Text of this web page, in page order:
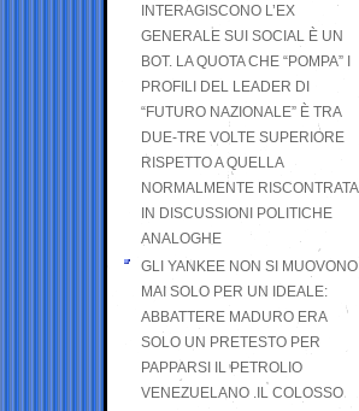
INTERAGISCONO L’EX
GENERALE SUI SOCIAL È UN
BOT. LA QUOTA CHE “POMPA” I
PROFILI DEL LEADER DI
“FUTURO NAZIONALE” È TRA
DUE-TRE VOLTE SUPERIORE
RISPETTO A QUELLA
NORMALMENTE RISCONTRATA
IN DISCUSSIONI POLITICHE
ANALOGHE
GLI YANKEE NON SI MUOVONO
MAI SOLO PER UN IDEALE:
ABBATTERE MADURO ERA
SOLO UN PRETESTO PER
PAPPARSI IL PETROLIO
VENEZUELANO .IL COLOSSO